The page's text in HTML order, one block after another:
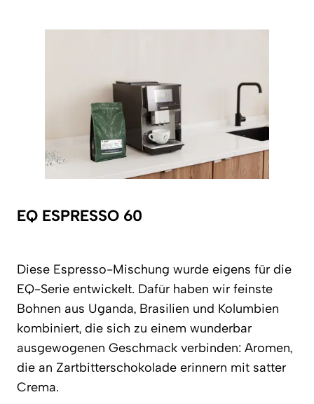
EQ ESPRESSO 60
Diese Espresso-Mischung wurde eigens für die
EQ-Serie entwickelt. Dafür haben wir feinste
Bohnen aus Uganda, Brasilien und Kolumbien
kombiniert, die sich zu einem wunderbar
ausgewogenen Geschmack verbinden: Aromen,
die an Zartbitterschokolade erinnern mit satter
Crema.